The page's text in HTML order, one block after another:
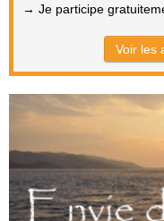
→ Je participe
Voir les